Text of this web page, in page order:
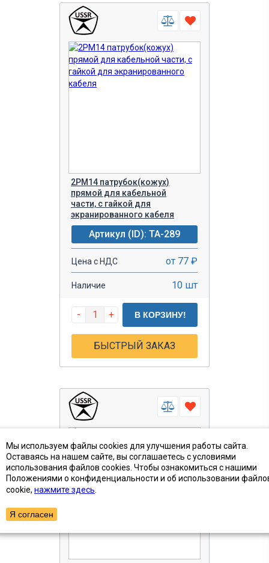
2РМ14 патрубок(кожух)
прямой для кабельной
части, с гайкой для
экранированного кабеля
Артикул (ID): TA-289
Цена с НДС от 77 ₽
Наличие 10 шт
- + В КОРЗИНУ!
БЫСТРЫЙ ЗАКАЗ
Мы используем файлы cookies для улучшения работы сайта.
Оставаясь на нашем сайте, вы соглашаетесь с условиями
использования файлов cookies. Чтобы ознакомиться с нашими
Положениями о конфиденциальности и об использовании
cookie, нажмите здесь
Я согласен